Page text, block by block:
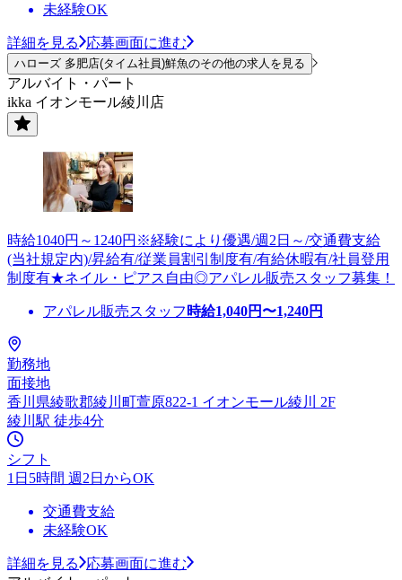
未経験OK
詳細を見る 応募画面に進む
ハローズ 多肥店(タイム社員)鮮魚のその他の求人を見る
アルバイト・パート
ikka イオンモール綾川店
時給1040円～1240円※経験により優遇/週2日～/交通費支給
(当社規定内)/昇給有/従業員割引制度有/有給休暇有/社員登用
制度有★ネイル・ピアス自由◎アパレル販売スタッフ募集！
アパレル販売スタッフ 時給1,040円〜1,240円
勤務地
面接地
香川県綾歌郡綾川町萱原822-1 イオンモール綾川 2F
綾川駅 徒歩4分
シフト
1日5時間 週2日からOK
交通費支給
未経験OK
詳細を見る
応募画面に進む